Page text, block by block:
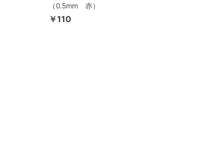
（0.5mm 赤）
￥110